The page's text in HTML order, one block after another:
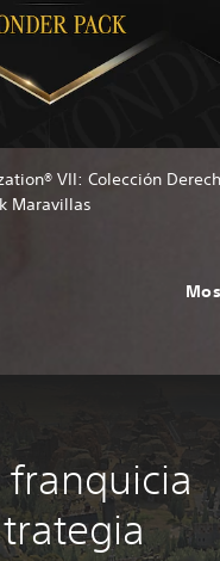
VII: Colección
Maravillas
franquicia